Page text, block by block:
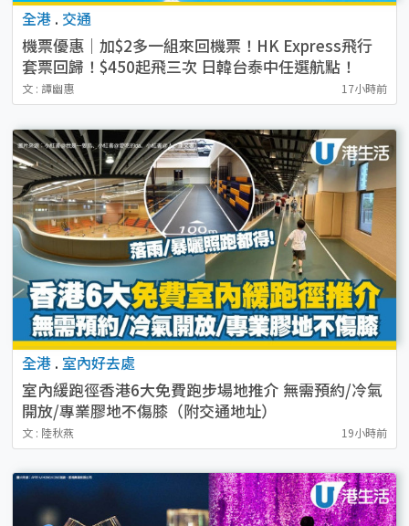
全港 . 交通
機票優惠｜加$2多一組來回機票！HK Express飛行
套票回歸！$450起飛三次 日韓台泰中任選航點！
文 : 譚幽惠 17小時前
全港 . 室內好去處
室內緩跑徑香港6大免費跑步場地推介 無需預約/冷氣
開放/專業膠地不傷膝（附交通地址）
文 : 陸秋燕 19小時前